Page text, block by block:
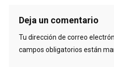
Deja un comentario
Tu dirección de correo
campos obligatorios están